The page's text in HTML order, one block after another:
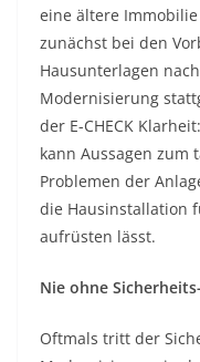
eine ältere
zunächst bei den
Hausunterlagen
Modernisierung
der E-CHECK
kann Aussagen zum
Problemen der
die Hausinstallation
aufrüsten lässt.
Nie ohne
Oftmals tritt der